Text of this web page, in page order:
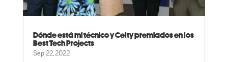
Dónde está mi técnico y Celty premiados en los
Best Tech Projects
Sep 22, 2022